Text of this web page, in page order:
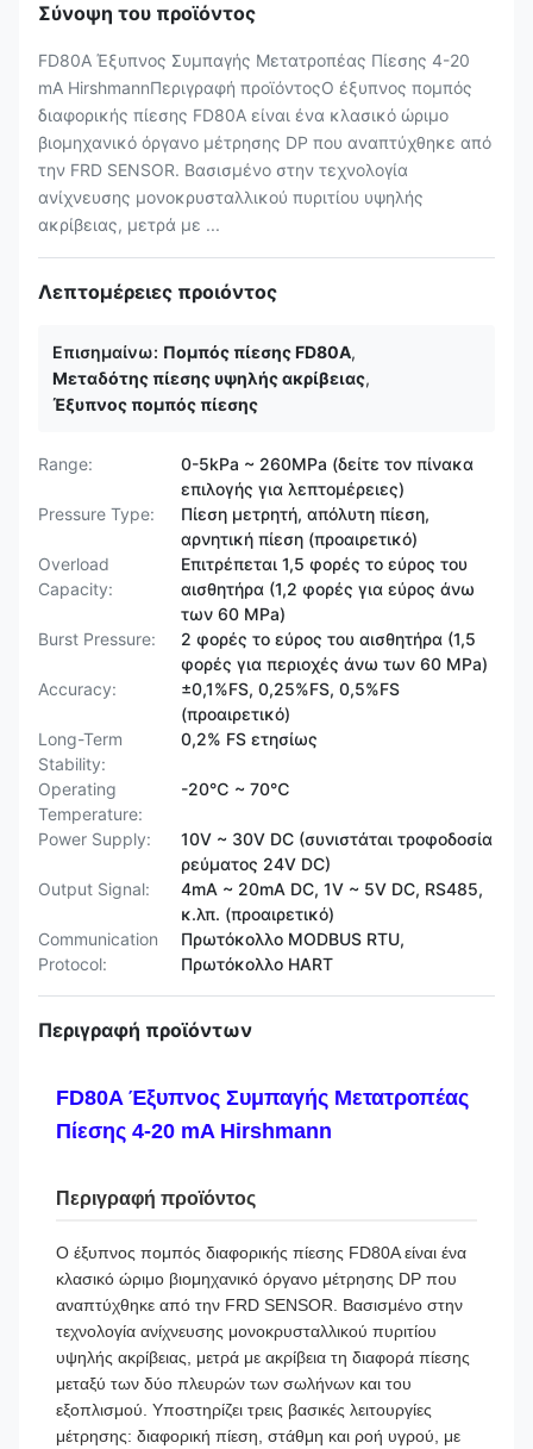
Σύνοψη του προϊόντος
FD80A Έξυπνος Συμπαγής Μετατροπέας Πίεσης 4-20
mA HirshmannΠεριγραφή προϊόντοςΟ έξυπνος πομπός
διαφορικής πίεσης FD80A είναι ένα κλασικό ώριμο
βιομηχανικό όργανο μέτρησης DP που αναπτύχθηκε από
την FRD SENSOR. Βασισμένο στην τεχνολογία
ανίχνευσης μονοκρυσταλλικού πυριτίου υψηλής
ακρίβειας, μετρά με ...
Λεπτομέρειες προιόντος
Επισημαίνω: Πομπός πίεσης FD80A,
Μεταδότης πίεσης υψηλής ακρίβειας,
Έξυπνος πομπός πίεσης
Range:
0-5kPa ~ 260MPa (δείτε τον πίνακα
επιλογής για λεπτομέρειες)
Pressure Type:
Πίεση μετρητή, απόλυτη πίεση,
αρνητική πίεση (προαιρετικό)
Overload
Capacity:
Επιτρέπεται 1,5 φορές το εύρος του
αισθητήρα (1,2 φορές για εύρος άνω
των 60 MPa)
Burst Pressure:
2 φορές το εύρος του αισθητήρα (1,5
φορές για περιοχές άνω των 60 MPa)
Accuracy:
±0,1%FS, 0,25%FS, 0,5%FS
(προαιρετικό)
Long-Term
Stability:
0,2% FS ετησίως
Operating
Temperature:
-20℃ ~ 70℃
Power Supply:
10V ~ 30V DC (συνιστάται τροφοδοσία
ρεύματος 24V DC)
Output Signal:
4mA ~ 20mA DC, 1V ~ 5V DC, RS485,
κ.λπ. (προαιρετικό)
Communication
Protocol:
Πρωτόκολλο MODBUS RTU,
Πρωτόκολλο HART
Περιγραφή προϊόντων
FD80A Έξυπνος Συμπαγής Μετατροπέας
Πίεσης 4-20 mA Hirshmann
Περιγραφή προϊόντος
Ο έξυπνος πομπός διαφορικής πίεσης FD80A είναι ένα
κλασικό ώριμο βιομηχανικό όργανο μέτρησης DP που
αναπτύχθηκε από την FRD SENSOR. Βασισμένο στην
τεχνολογία ανίχνευσης μονοκρυσταλλικού πυριτίου
υψηλής ακρίβειας, μετρά με ακρίβεια τη διαφορά πίεσης
μεταξύ των δύο πλευρών των σωλήνων και του
εξοπλισμού. Υποστηρίζει τρεις βασικές λειτουργίες
μέτρησης: διαφορική πίεση, στάθμη και ροή υγρού, με